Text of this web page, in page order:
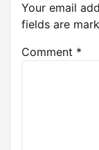
Your email
fields are
Comment *